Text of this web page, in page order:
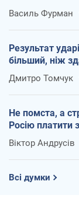
Василь Фурман
Результат
більший, ніж
Дмитро Томчук
Не помста, а
Росію платити
Віктор Андрусів
Всі думки